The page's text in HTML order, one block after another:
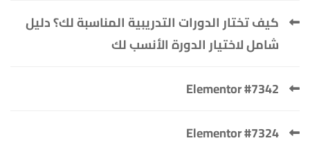
كيف تختار الدورات التدريبية المناسبة لك؟ دليل
شامل لاختيار الدورة الأنسب لك
Elementor #7342
Elementor #7324